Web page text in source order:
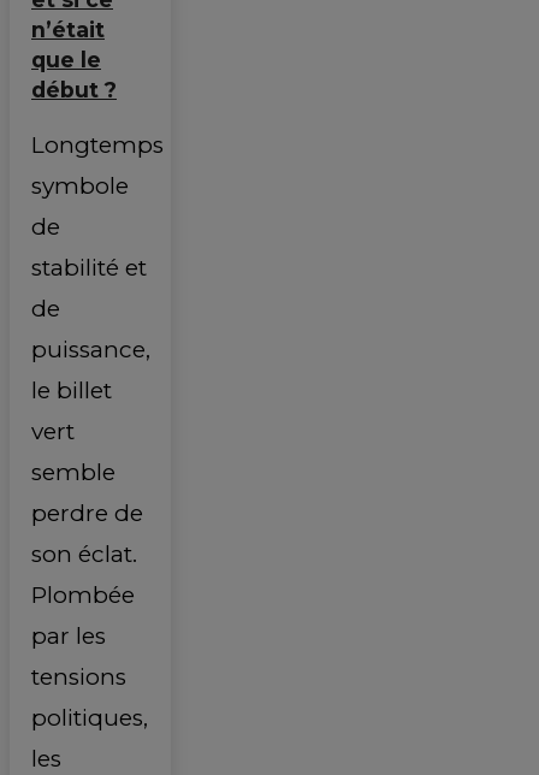
n’était
que le
début ?
Longtemps
symbole
de
stabilité et
de
puissance,
le billet
vert
semble
perdre de
son éclat.
Plombée
par les
tensions
politiques,
les